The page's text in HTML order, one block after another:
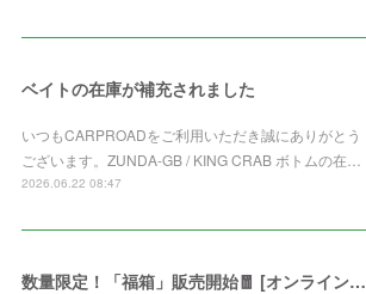
ベイトの在庫が補充されました
いつもCARPROADをご利用いただき誠にありがとう
ございます。ZUNDA-GB / KING CRAB ボトムの在…
2026.06.22 08:47
数量限定！「福箱」販売開始🧧 [オンライン限定]